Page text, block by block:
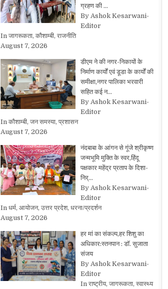
ग्रहण की …
By Ashok Kesarwani-
Editor
In जागरूकता, कौशाम्बी, राजनीति
August 7, 2026
डीएम ने की नगर-निकायों के
निर्माण कार्यों एवं डूडा के कार्यों की
समीक्षा,नगर पालिका भरवारी
सहित कई न…
By Ashok Kesarwani-
Editor
In कौशाम्बी, जन समस्या, प्रशासन
August 7, 2026
नंदबाबा के आंगन से गूंजे श्रीकृष्ण
जन्मभूमि मुक्ति के स्वर,हिंदू
पक्षकार महेंद्र प्रताप के दिशा-
निर्…
By Ashok Kesarwani-
Editor
In धर्म, आयोजन, उत्तर प्रदेश, धरना/प्रदर्शन
August 7, 2026
हर मां का संकल्प,हर शिशु का
अधिकार:स्तनपान : डॉ. सुजाता
संजय
By Ashok Kesarwani-
Editor
In राष्ट्रीय, जागरूकता, स्वास्थ्य